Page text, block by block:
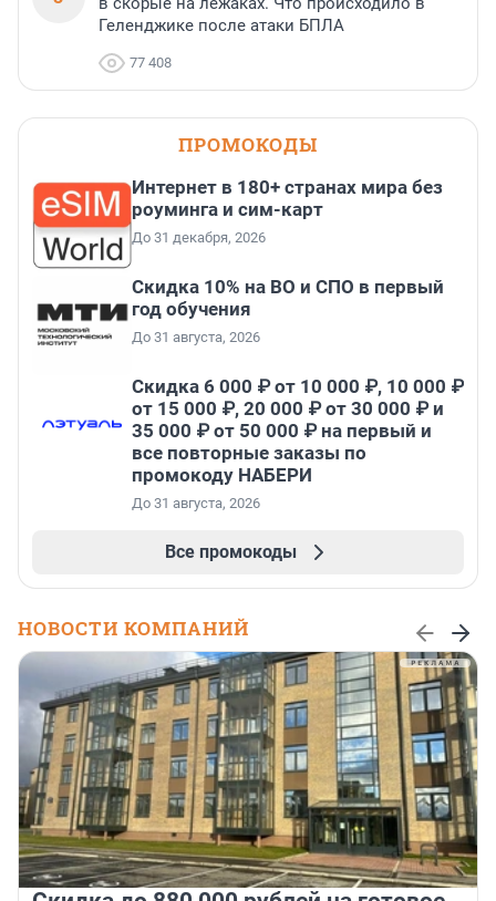
Геленджике после атаки БПЛА
77 408
ПРОМОКОДЫ
Интернет в 180+ странах мира без
роуминга и сим-карт
До 31 декабря, 2026
Скидка 10% на ВО и СПО в первый
год обучения
До 31 августа, 2026
Скидка 6 000 ₽ от 10 000 ₽, 10 000 ₽
от 15 000 ₽, 20 000 ₽ от 30 000 ₽ и
35 000 ₽ от 50 000 ₽ на первый и
все повторные заказы по
промокоду НАБЕРИ
До 31 августа, 2026
Все промокоды
НОВОСТИ КОМПАНИЙ